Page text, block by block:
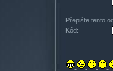
Přepište tento
Kód: